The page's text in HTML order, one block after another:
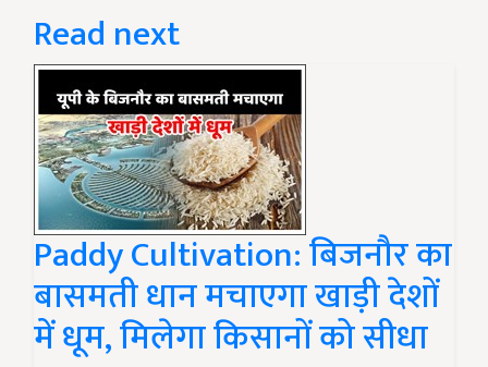
Read next
Paddy Cultivation: बिजनौर का
बासमती धान मचाएगा खाड़ी देशों
में धूम, मिलेगा किसानों को सीधा